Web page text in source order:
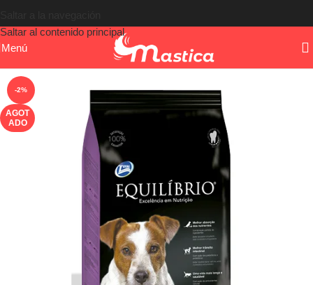
Saltar al contenido principal
Menú
-2%
AGOT
ADO